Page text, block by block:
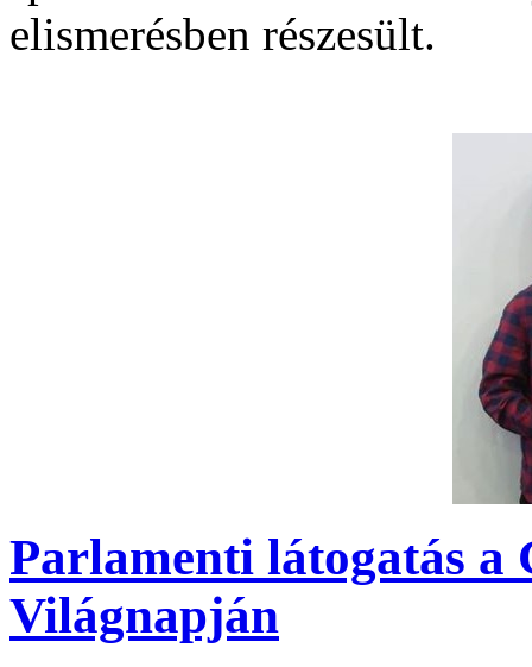
elismerésben részesült.
Parlamenti látogatás a
Világnapján